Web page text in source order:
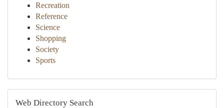
Recreation
Reference
Science
Shopping
Society
Sports
Web Directory Search